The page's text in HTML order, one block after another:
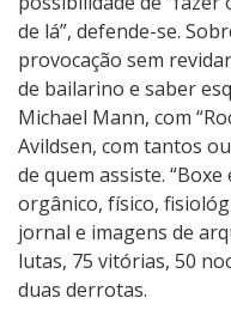
de lá”, defende-se.
provocação sem
de bailarino e saber
Michael Mann, com
Avildsen, com tantos
de quem assiste. “Boxe
orgânico, físico,
jornal e imagens de
lutas, 75 vitórias, 50
duas derrotas.